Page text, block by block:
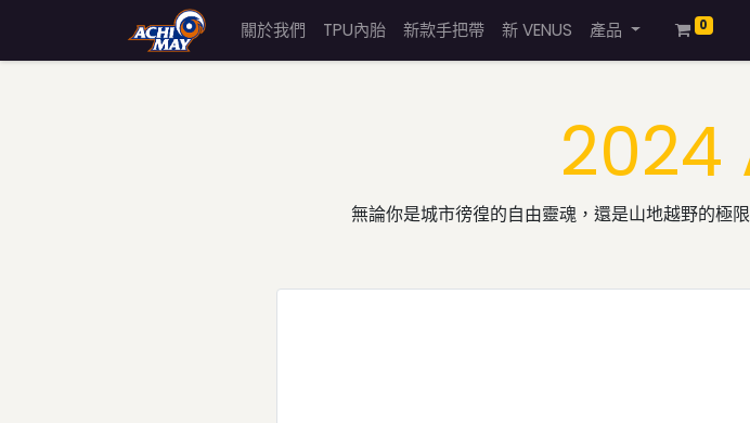
關於我們 TPU內胎 新款手把帶 新 VENUS 產品 0
2024
無論你是城市徬徨的自由靈魂，還是山地越野的極